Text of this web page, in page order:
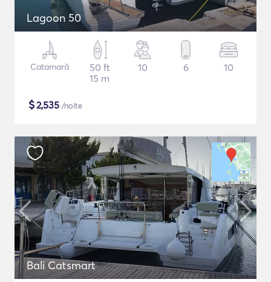
Lagoon 50
Catamarã
50 ft
15 m
10 6 10
$2,535 /noite
Bali Catsmart